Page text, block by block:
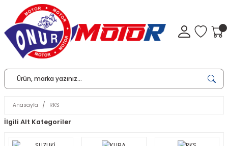
Anasayfa RKS
İlgili Alt Kategoriler